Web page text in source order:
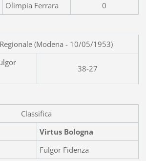
Olimpia Ferrara 0
(Modena - 10/05/1953)
38-27
Classifica
Virtus Bologna
Fulgor Fidenza